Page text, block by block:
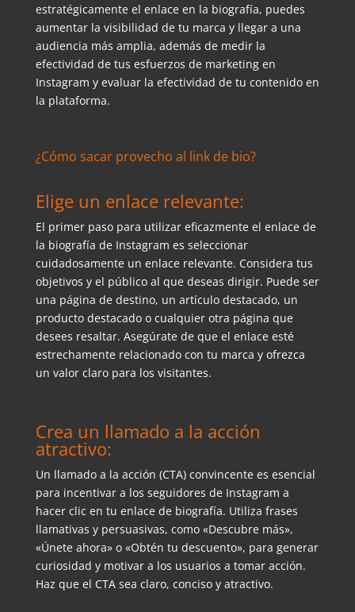
estratégicamente el enlace en la biografía, puedes
aumentar la visibilidad de tu marca y llegar a una
audiencia más amplia, además de medir la
efectividad de tus esfuerzos de marketing en
Instagram y evaluar la efectividad de tu contenido en
la plataforma.
¿Cómo sacar provecho al link de bio?
Elige un enlace relevante:
El primer paso para utilizar eficazmente el enlace de
la biografía de Instagram es seleccionar
cuidadosamente un enlace relevante. Considera tus
objetivos y el público al que deseas dirigir. Puede ser
una página de destino, un artículo destacado, un
producto destacado o cualquier otra página que
desees resaltar. Asegúrate de que el enlace esté
estrechamente relacionado con tu marca y ofrezca
un valor claro para los visitantes.
Crea un llamado a la acción
atractivo:
Un llamado a la acción (CTA) convincente es esencial
para incentivar a los seguidores de Instagram a
hacer clic en tu enlace de biografía. Utiliza frases
llamativas y persuasivas, como «Descubre más»,
«Únete ahora» o «Obtén tu descuento», para generar
curiosidad y motivar a los usuarios a tomar acción.
Haz que el CTA sea claro, conciso y atractivo.